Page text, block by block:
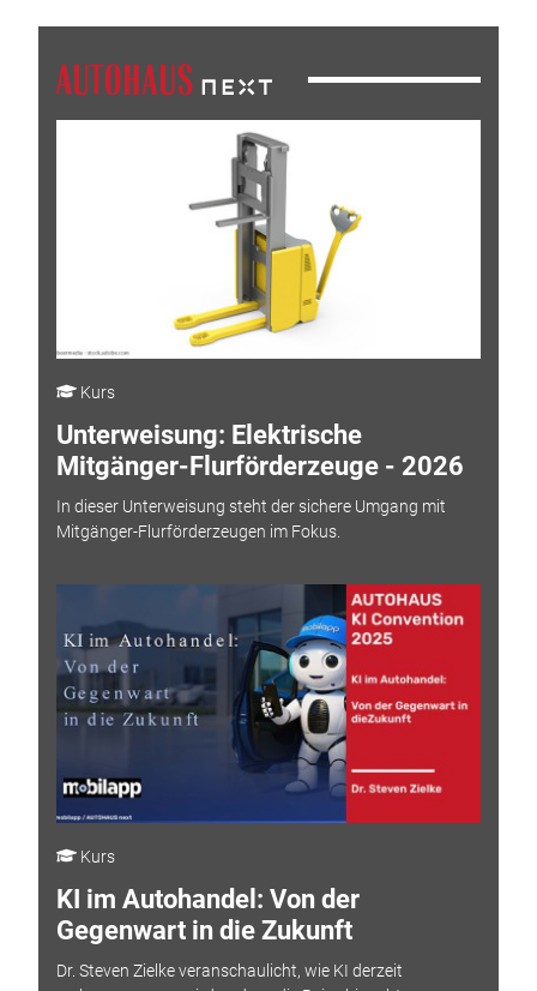
Kurs
Unterweisung: Elektrische
Mitgänger-Flurförderzeuge - 2026
In dieser Unterweisung steht der sichere Umgang mit
Mitgänger-Flurförderzeugen im Fokus.
Kurs
KI im Autohandel: Von der
Gegenwart in die Zukunft
Dr. Steven Zielke veranschaulicht, wie KI derzeit